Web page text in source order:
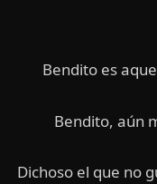
Bendito es
Bendito, aún
Dichoso el que no